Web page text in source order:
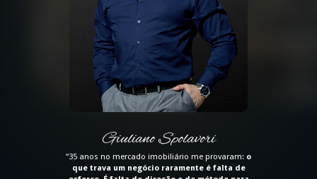
Giuliano Spolavori
“35 anos no mercado imobiliário me provaram: o
que trava um negócio raramente é falta de